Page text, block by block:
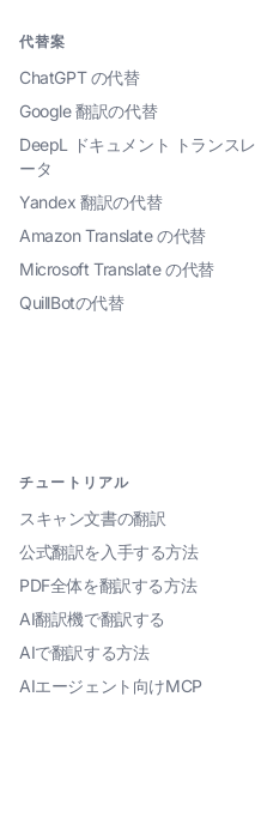
代替案
ChatGPT の代替
Google 翻訳の代替
DeepL ドキュメント トランスレ
ータ
Yandex 翻訳の代替
Amazon Translate の代替
Microsoft Translate の代替
QuillBotの代替
チュートリアル
スキャン文書の翻訳
公式翻訳を入手する方法
PDF全体を翻訳する方法
AI翻訳機で翻訳する
AIで翻訳する方法
AIエージェント向けMCP